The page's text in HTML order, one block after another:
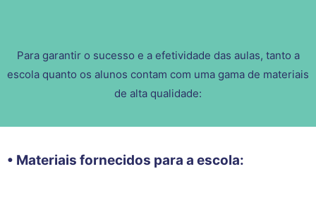
Para garantir o sucesso e a efetividade das aulas, tanto a
escola quanto os alunos contam com uma gama de materiais
de alta qualidade:
• Materiais fornecidos para a escola: